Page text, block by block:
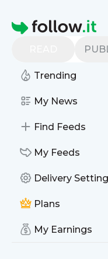
Homepage
Trending
My News
Find Feeds
My Feeds
Delivery
Plans
My Earnings
Find more
Want to know the
Then subscribe to
See what they
Website title: YouTube
Publisher: